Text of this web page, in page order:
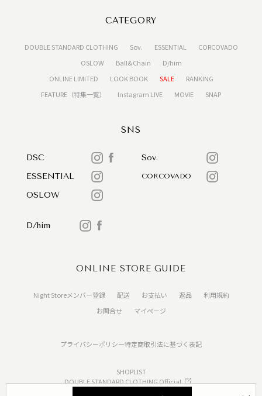
CATEGORY
DOUBLE STANDARD CLOTHING Sov. ESSENTIAL
CORCOVADO
OSLOW
Ball&Chain
D/him
ONLINE LIMITED
LOOK BOOK SALE
RANKING
FEATURE（特集一覧）
Instagram LIVE MOVIE SNAP
SNS
DSC
Sov.
ESSENTIAL
CORCOVADO
OSLOW
D/him
ONLINE STORE GUIDE
Night Storeメンバー登録 配送 お支払い 返品
利用規約
お問合せ
マイページ
プライバシーポリシー特定商取引法に基づく表記
SHOPLIST
DOUBLE STANDARD CLOTHING Official